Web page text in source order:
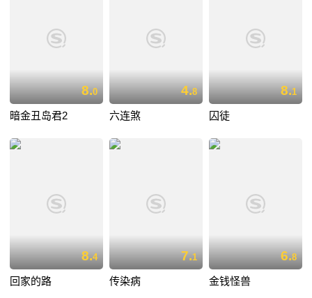
8.0
暗金丑岛君2
4.8
六连煞
8.1
囚徒
8.4
回家的路
7.1
传染病
6.8
金钱怪兽